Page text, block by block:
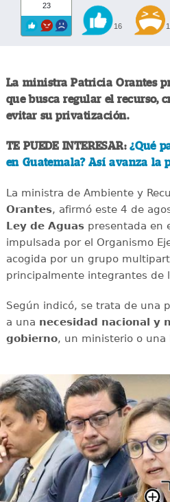
23
16 1
La ministra Patricia Orantes
que busca regular el recurso,
evitar su privatización.
TE PUEDE INTERESAR:¿Qué
en Guatemala? Así avanza la
La ministra de Ambiente y
Orantes, afirmó este 4 de
Ley de Aguaspresentada en
impulsada por el Organismo
acogida por un grupo
principalmente integrantes de
Según indicó, se trata de una
a una necesidad nacional y
gobierno, un ministerio o una